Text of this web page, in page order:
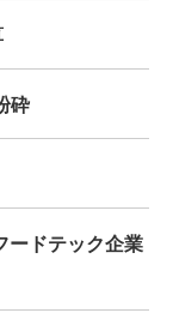
砕
ードテック企業